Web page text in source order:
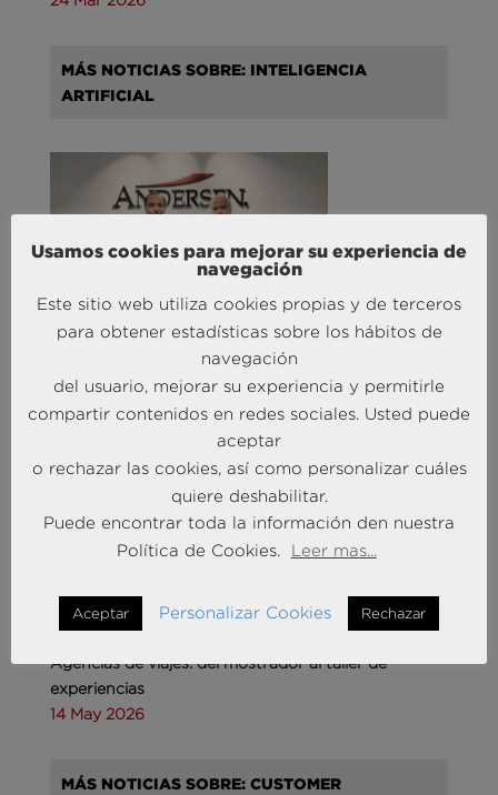
MÁS NOTICIAS SOBRE: INTELIGENCIA
ARTIFICIAL
Andersen Consulting refuerza su equipo en España
con la incorporación de Carlos Alonso y Javier
Mateos
27 Abr 2026
MÁS NOTICIAS SOBRE: TURISMO & OCIO
Agencias de viajes: del mostrador al taller de
experiencias
14 May 2026
MÁS NOTICIAS SOBRE: CUSTOMER
Usamos cookies para mejorar su experiencia de
navegación
Este sitio web utiliza cookies propias y de terceros
para obtener estadísticas sobre los hábitos de
navegación
del usuario, mejorar su experiencia y permitirle
compartir contenidos en redes sociales. Usted puede
aceptar
o rechazar las cookies, así como personalizar cuáles
quiere deshabilitar.
Puede encontrar toda la información den nuestra
Política de Cookies.
Leer mas...
Aceptar Personalizar Cookies Rechazar